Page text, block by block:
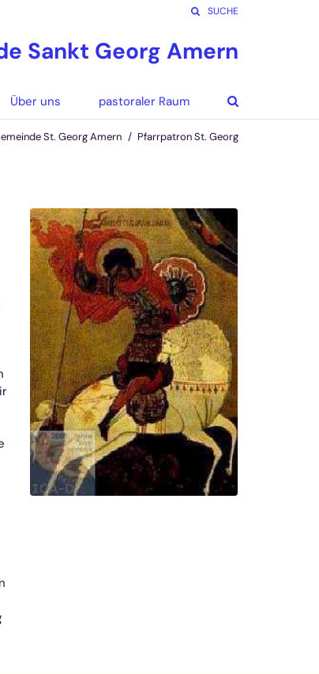
SUCHE
Sankt Georg Amern
Über uns pastoraler Raum
St. Georg Amern Pfarrpatron St. Georg